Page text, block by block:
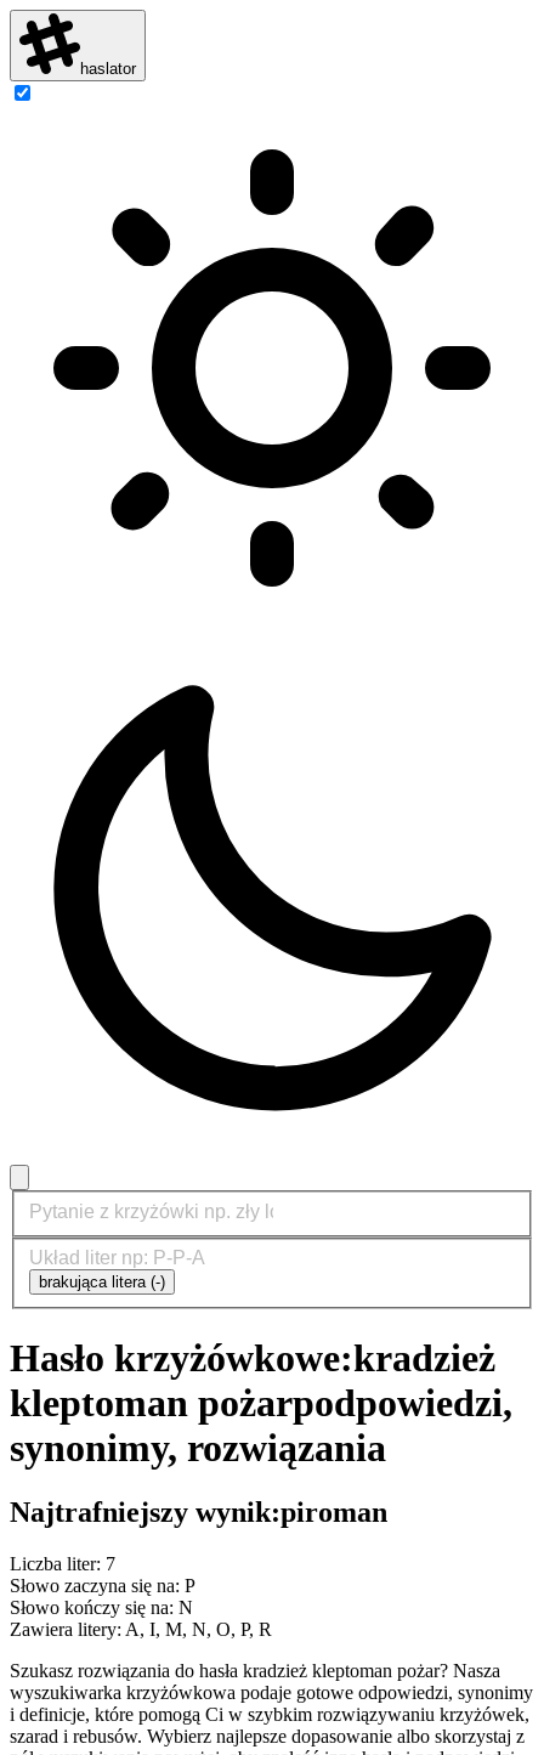
haslator
brakująca litera (-)
Hasło krzyżówkowe:kradzież
kleptoman pożarpodpowiedzi,
synonimy, rozwiązania
Najtrafniejszy wynik:piroman
Liczba liter: 7
Słowo zaczyna się na: P
Słowo kończy się na: N
Zawiera litery: A, I, M, N, O, P, R
Szukasz rozwiązania do hasła kradzież kleptoman pożar? Nasza
wyszukiwarka krzyżówkowa podaje gotowe odpowiedzi, synonimy
i definicje, które pomogą Ci w szybkim rozwiązywaniu krzyżówek,
szarad i rebusów. Wybierz najlepsze dopasowanie albo skorzystaj z